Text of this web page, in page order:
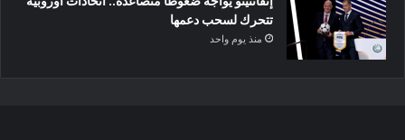
تتحرك لسحب دعمها
منذ يوم واحد